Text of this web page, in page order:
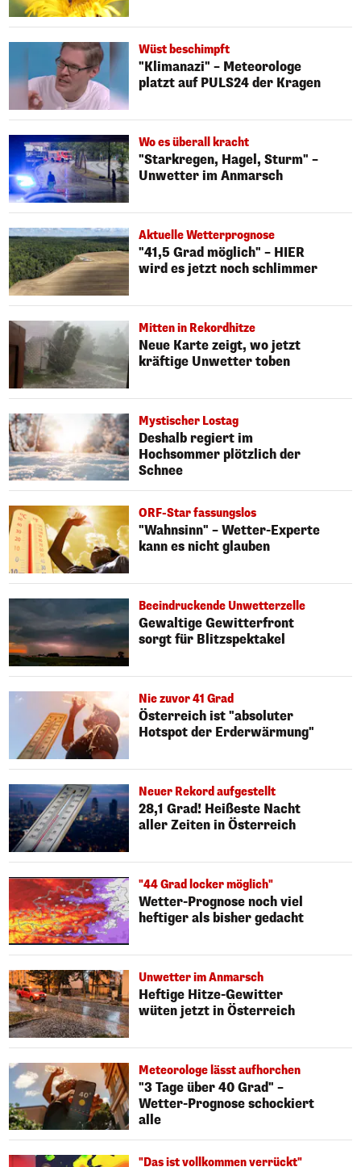
Wüst beschimpft
"Klimanazi" – Meteorologe
platzt auf PULS24 der Kragen
Wo es überall kracht
"Starkregen, Hagel, Sturm" –
Unwetter im Anmarsch
Aktuelle Wetterprognose
"41,5 Grad möglich" – HIER
wird es jetzt noch schlimmer
Mitten in Rekordhitze
Neue Karte zeigt, wo jetzt
kräftige Unwetter toben
Mystischer Lostag
Deshalb regiert im
Hochsommer plötzlich der
Schnee
ORF-Star fassungslos
"Wahnsinn" – Wetter-Experte
kann es nicht glauben
Beeindruckende Unwetterzelle
Gewaltige Gewitterfront
sorgt für Blitzspektakel
Nie zuvor 41 Grad
Österreich ist "absoluter
Hotspot der Erderwärmung"
Neuer Rekord aufgestellt
28,1 Grad! Heißeste Nacht
aller Zeiten in Österreich
"44 Grad locker möglich"
Wetter-Prognose noch viel
heftiger als bisher gedacht
Unwetter im Anmarsch
Heftige Hitze-Gewitter
wüten jetzt in Österreich
Meteorologe lässt aufhorchen
"3 Tage über 40 Grad" –
Wetter-Prognose schockiert
alle
"Das ist vollkommen verrückt"